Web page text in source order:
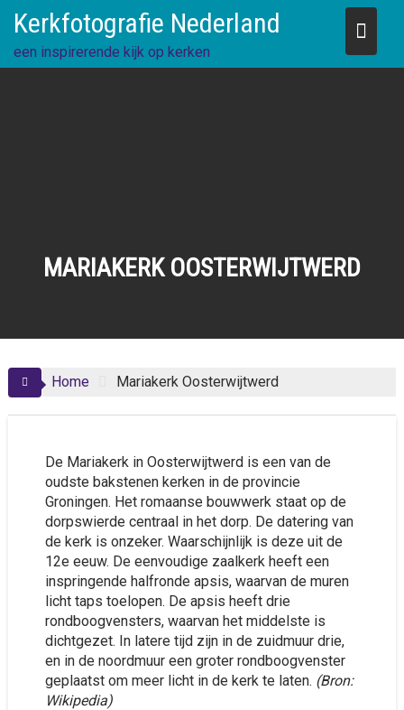
content
Kerkfotografie Nederland
een inspirerende kijk op kerken
MARIAKERK OOSTERWIJTWERD
Home Mariakerk Oosterwijtwerd
De Mariakerk in Oosterwijtwerd is een van de
oudste bakstenen kerken in de provincie
Groningen. Het romaanse bouwwerk staat op de
dorpswierde centraal in het dorp. De datering van
de kerk is onzeker. Waarschijnlijk is deze uit de
12e eeuw. De eenvoudige zaalkerk heeft een
inspringende halfronde apsis, waarvan de muren
licht taps toelopen. De apsis heeft drie
rondboogvensters, waarvan het middelste is
dichtgezet. In latere tijd zijn in de zuidmuur drie,
en in de noordmuur een groter rondboogvenster
geplaatst om meer licht in de kerk te laten. (Bron:
Wikipedia)